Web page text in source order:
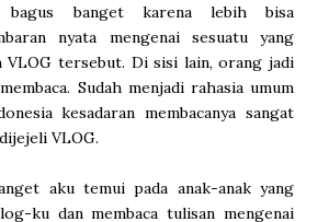
bagus banget karena lebih bisa
nyata mengenai sesuatu yang
VLOG tersebut. Di sisi lain, orang jadi
Sudah menjadi rahasia umum
kesadaran membacanya sangat
VLOG.
aku temui pada anak-anak yang
ku dan membaca tulisan mengenai